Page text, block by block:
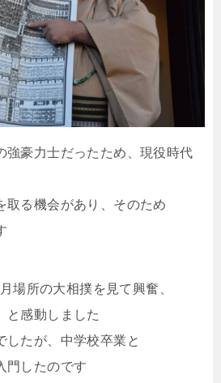
強豪力士だったため、現役時代
取る機会があり、そのため
場所の大相撲を見て興奮、
と感動しました
したが、中学校卒業と
門したのです